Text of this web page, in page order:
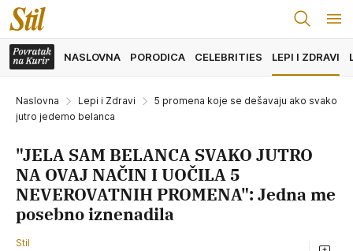
NASLOVNA PORODICA CELEBRITIES LEPI I ZDRAVI
Naslovna Lepi i Zdravi
5 promena koje se dešavaju ako svako
jutro jedemo belanca
"JELA SAM BELANCA SVAKO JUTRO
NA OVAJ NAČIN I UOČILA 5
NEVEROVATNIH PROMENA": Jedna me
posebno iznenadila
Stil